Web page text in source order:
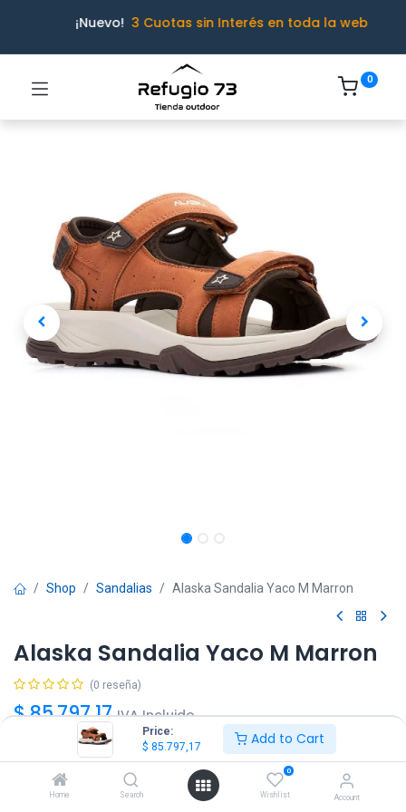
Price:
$ 85.797,17 Add to Cart
Home Search
0
Wishlist Account
¡Nuevo! 3 Cuotas sin Interés en toda la web
0
Shop Sandalias Alaska Sandalia Yaco M Marron
Alaska Sandalia Yaco M Marron
(0 reseña)
$85.797,17 IVA Incluido
Talle
43